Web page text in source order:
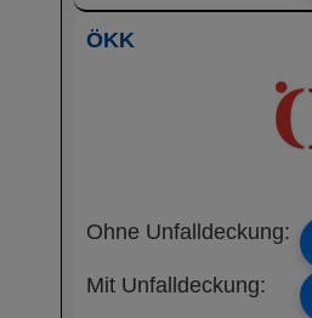
ÖKK
Ohne Unfalldeckung:
Mit Unfalldeckung: